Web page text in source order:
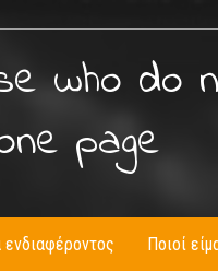
who do
page
ενδιαφέροντος Ποιοί